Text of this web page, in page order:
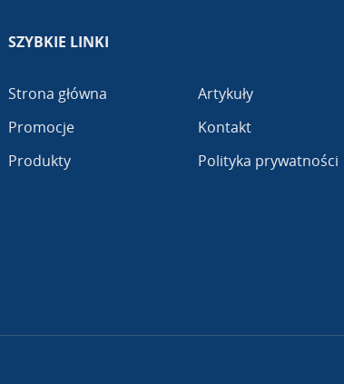
SZYBKIE LINKI
Strona główna
Promocje
Produkty
Artykuły
Kontakt
Polityka prywatności